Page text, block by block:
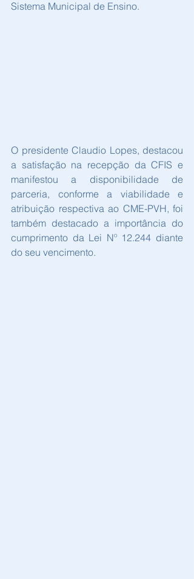
Sistema Municipal de Ensino.
O presidente Claudio Lopes, destacou
a satisfação na recepção da CFIS e
manifestou a disponibilidade de
parceria, conforme a viabilidade e
atribuição respectiva ao CME-PVH, foi
também destacado a importância do
cumprimento da Lei Nº 12.244 diante
do seu vencimento.